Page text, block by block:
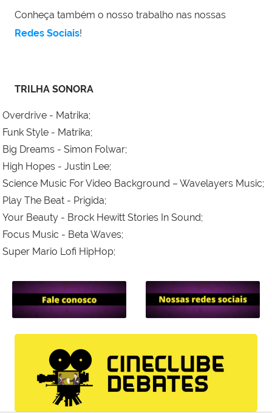
Conheça também o nosso trabalho nas nossas
Redes Sociais!
TRILHA SONORA
Overdrive - Matrika;
Funk Style - Matrika;
Big Dreams - Simon Folwar;
High Hopes - Justin Lee;
Science Music For Video Background – Wavelayers Music;
Play The Beat - Prigida;
Your Beauty - Brock Hewitt Stories In Sound;
Focus Music - Beta Waves;
Super Mario Lofi HipHop;